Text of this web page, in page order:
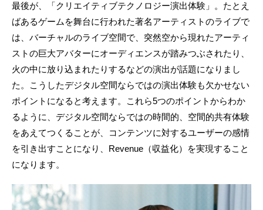
最後が、「クリエイティブテクノロジー演出体験」。たとえ
ばあるゲームを舞台に行われた著名アーティストのライブで
は、バーチャルのライブ空間で、突然空から現れたアーティ
ストの巨大アバターにオーディエンスが踏みつぶされたり、
火の中に放り込まれたりするなどの演出が話題になりまし
た。こうしたデジタル空間ならではの演出体験も欠かせない
ポイントになると考えます。これら5つのポイントからわか
るように、デジタル空間ならではの時間的、空間的共有体験
をあえてつくることが、コンテンツに対するユーザーの感情
を引き出すことになり、Revenue（収益化）を実現すること
になります。